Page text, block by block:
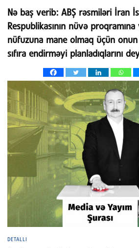
Nə baş verib: ABŞ rəsmiləri İran
Respublikasının nüvə
nüfuzuna mane olmaq üçün onun
sıfıra endirməyi planladıqlarını
DETALLI